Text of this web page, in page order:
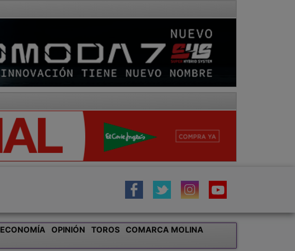
ECONOMÍA OPINIÓN TOROS
COMARCA MOLINA